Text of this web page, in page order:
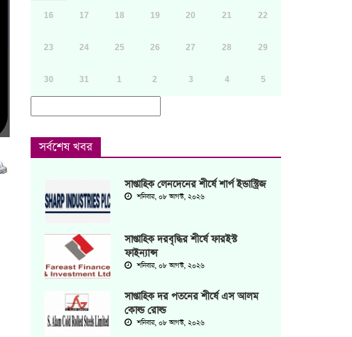
16 17 18 19 20 21 22
23 24 25 26 27 28 29
30 31 1 2 3 4 5
সর্বশেষ খবর
সাপ্তাহিক লেনদেনের শীর্ষে শার্প ইন্ডাস্ট্রিজ
শনিবার, ০৮ আগস্ট, ২০২৬
সাপ্তাহিক দরবৃদ্ধির শীর্ষে ফারইস্ট
ফাইন্যান্স
শনিবার, ০৮ আগস্ট, ২০২৬
সাপ্তাহিক দর পতনের শীর্ষে এস আলম
কোল্ড রোল্ড
শনিবার, ০৮ আগস্ট, ২০২৬